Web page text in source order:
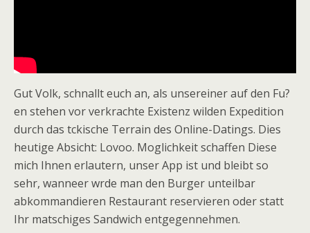
Gut Volk, schnallt euch an, als unsereiner auf den Fu?
en stehen vor verkrachte Existenz wilden Expedition
durch das tckische Terrain des Online-Datings. Dies
heutige Absicht: Lovoo. Moglichkeit schaffen Diese
mich Ihnen erlautern, unser App ist und bleibt so
sehr, wanneer wrde man den Burger unteilbar
abkommandieren Restaurant reservieren oder statt
Ihr matschiges Sandwich entgegennehmen.